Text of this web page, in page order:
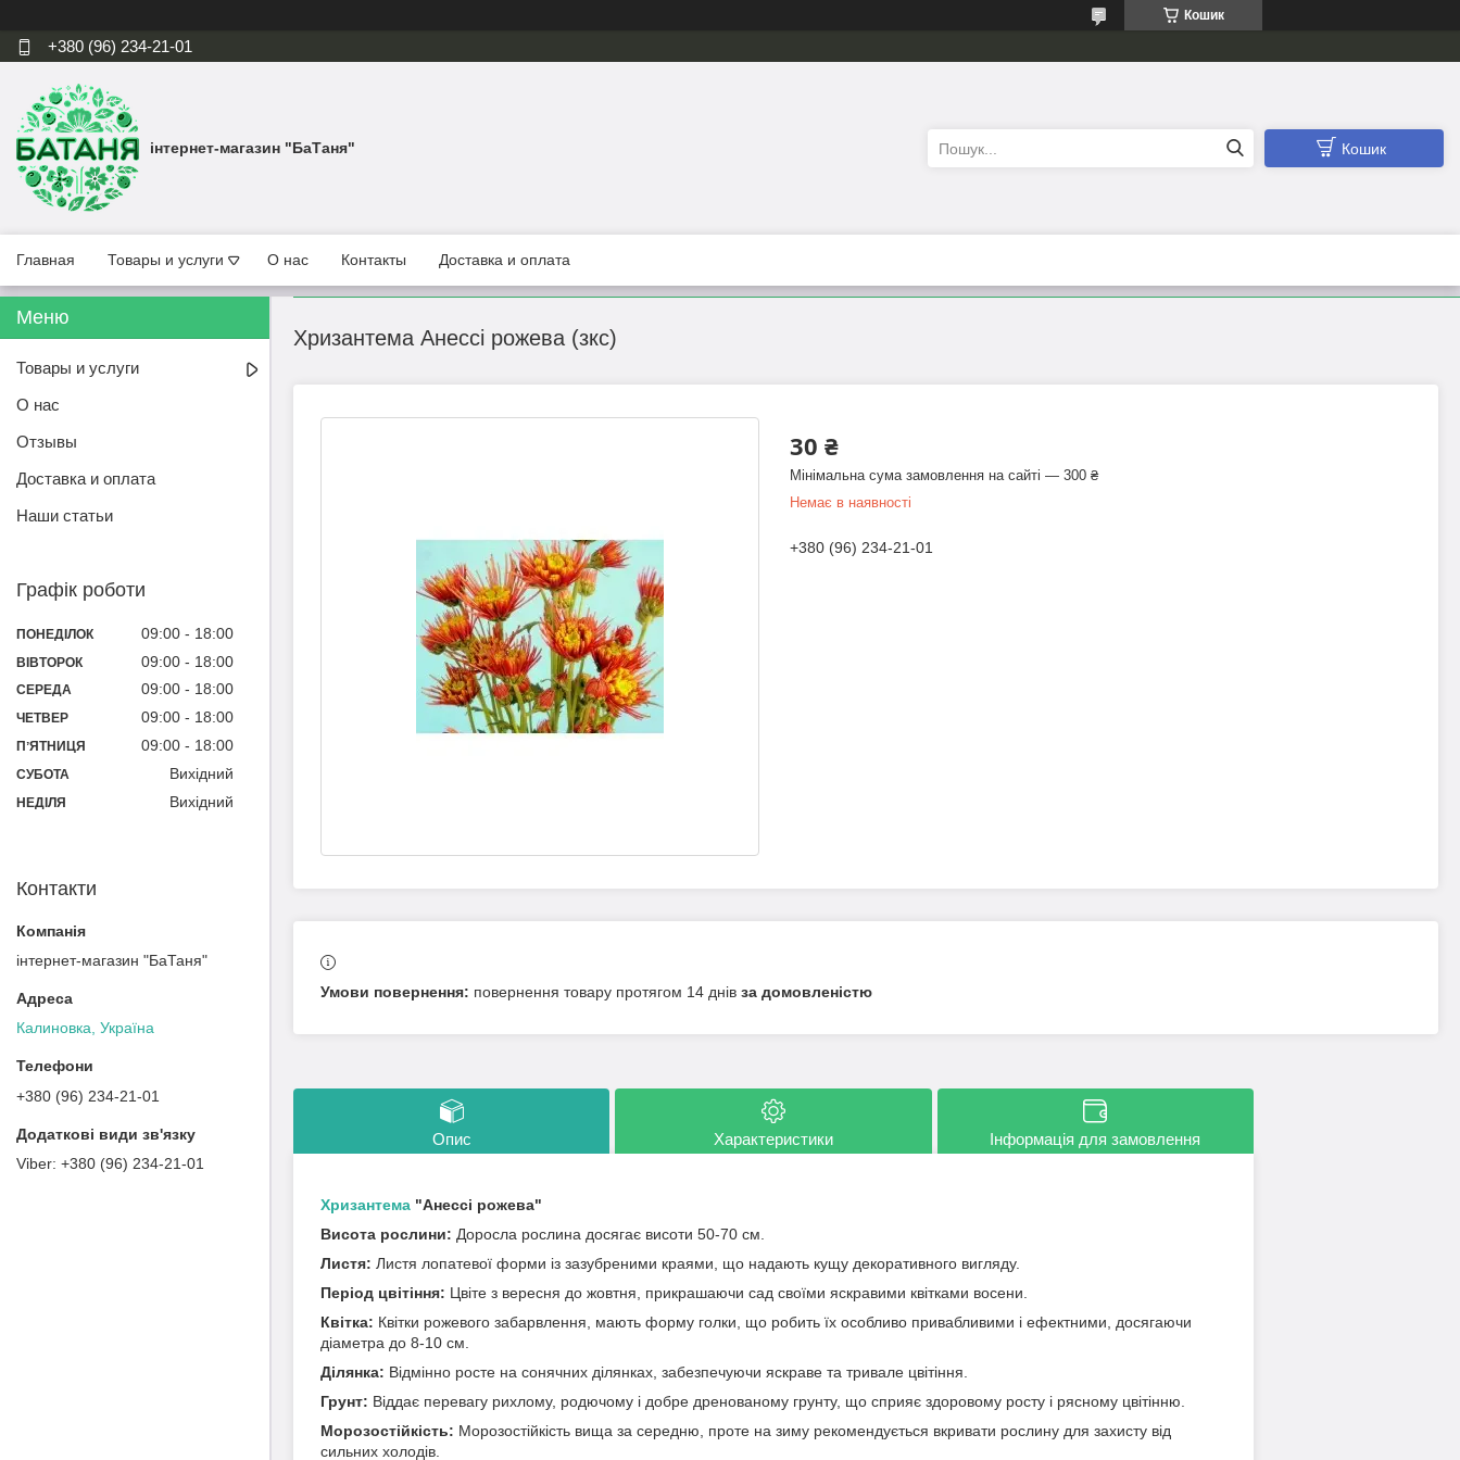
Кошик
+380 (96) 234-21-01
інтернет-магазин "БаТаня" Кошик
Главная Товары и услуги О нас Контакты Доставка и оплата
Хризантема Анессі рожева (зкс)
30 ₴
Мінімальна сума замовлення на сайті — 300 ₴
Немає в наявності
+380 (96) 234-21-01
повернення товару протягом 14 днів за домовленістю
Опис Характеристики Інформація для замовлення
Хризантема "Анессі рожева"
Висота рослини: Доросла рослина досягає висоти 50-70 см.
Листя: Листя лопатевої форми із зазубреними краями, що надають кущу декоративного вигляду.
Період цвітіння: Цвіте з вересня до жовтня, прикрашаючи сад своїми яскравими квітками восени.
Квітка: Квітки рожевого забарвлення, мають форму голки, що робить їх особливо привабливими і ефектними, досягаючи
діаметра до 8-10 см.
Ділянка: Відмінно росте на сонячних ділянках, забезпечуючи яскраве та тривале цвітіння.
Грунт: Віддає перевагу рихлому, родючому і добре дренованому грунту, що сприяє здоровому росту і рясному цвітінню.
Морозостійкість: Морозостійкість вища за середню, проте на зиму рекомендується вкривати рослину для захисту від
сильних холодів.
Товары и услуги
О нас
Отзывы
Доставка и оплата
Наши статьи
Графік роботи
ПОНЕДІЛОК 09:00 18:00
ВІВТОРОК 09:00 18:00
СЕРЕДА 09:00 18:00
ЧЕТВЕР 09:00 18:00
ПʼЯТНИЦЯ 09:00 18:00
СУБОТА Вихідний
НЕДІЛЯ Вихідний
Контакти
інтернет-магазин "БаТаня"
Калиновка, Україна
+380 (96) 234-21-01
+380 (96) 234-21-01